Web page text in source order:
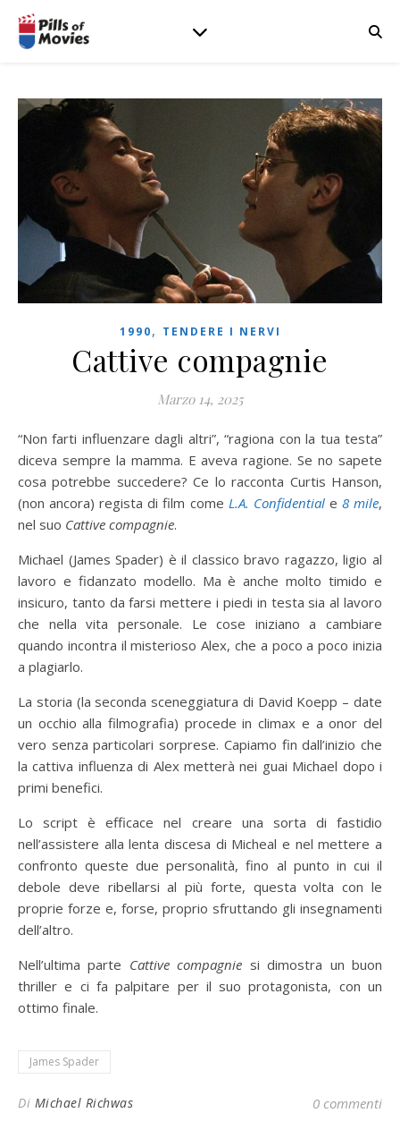
1990, TENDERE I NERVI
Cattive compagnie
Marzo 14, 2025
“Non farti influenzare dagli altri”, “ragiona con la tua testa”
diceva sempre la mamma. E aveva ragione. Se no sapete
cosa potrebbe succedere? Ce lo racconta Curtis Hanson,
(non ancora) regista di film come L.A. Confidentiale 8 mile,
nel suo Cattive compagnie.
Michael (James Spader) è il classico bravo ragazzo, ligio al
lavoro e fidanzato modello. Ma è anche molto timido e
insicuro, tanto da farsi mettere i piedi in testa sia al lavoro
che nella vita personale. Le cose iniziano a cambiare
quando incontra il misterioso Alex, che a poco a poco inizia
a plagiarlo.
La storia (la seconda sceneggiatura di David Koepp – date
un occhio alla filmografia) procede in climax e a onor del
vero senza particolari sorprese. Capiamo fin dall’inizio che
la cattiva influenza di Alex metterà nei guai Michael dopo i
primi benefici.
Lo script è efficace nel creare una sorta di fastidio
nell’assistere alla lenta discesa di Micheal e nel mettere a
confronto queste due personalità, fino al punto in cui il
debole deve ribellarsi al più forte, questa volta con le
proprie forze e, forse, proprio sfruttando gli insegnamenti
dell’altro.
Nell’ultima parte Cattive compagnie si dimostra un buon
thriller e ci fa palpitare per il suo protagonista, con un
ottimo finale.
James Spader
Di Michael Richwas 0 commenti